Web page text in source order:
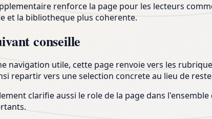
renforce la page pour les lecteurs
et la bibliotheque plus coherente.
conseille
navigation utile, cette page renvoie vers les
repartir vers une selection concrete au lieu de
clarifie aussi le role de la page dans